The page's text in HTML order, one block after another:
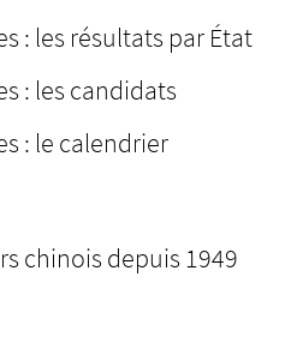
: les résultats par État
: les candidats
: le calendrier
chinois depuis 1949